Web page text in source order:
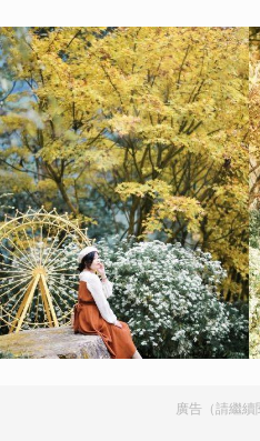
廣告（請繼續